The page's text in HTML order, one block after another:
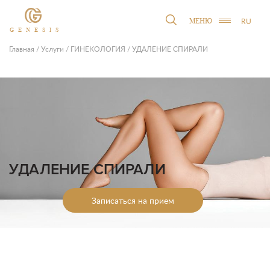
GENESIS
МЕНЮ RU
Главная /Услуги / ГИНЕКОЛОГИЯ /УДАЛЕНИЕ СПИРАЛИ
УДАЛЕНИЕ СПИРАЛИ
Записаться на прием